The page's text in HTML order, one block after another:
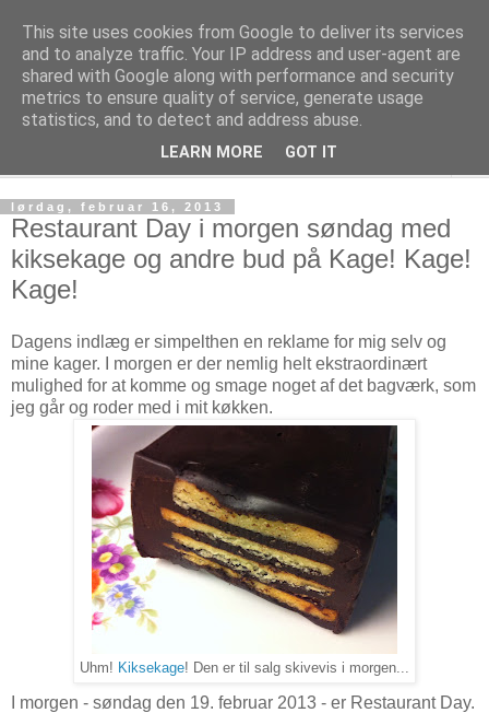
Kage! Kage! Kage!
Kage, kultur og tanker
lørdag, februar 16, 2013
Restaurant Day i morgen søndag med
kiksekage og andre bud på Kage! Kage!
Kage!
Dagens indlæg er simpelthen en reklame for mig selv og
mine kager. I morgen er der nemlig helt ekstraordinært
mulighed for at komme og smage noget af det bagværk, som
jeg går og roder med i mit køkken.
Uhm! Kiksekage! Den er til salg skivevis i morgen...
I morgen - søndag den 19. februar 2013 - er Restaurant Day.
This site uses cookies from Google to deliver its services
and to analyze traffic. Your IP address and user-agent are
shared with Google along with performance and security
metrics to ensure quality of service, generate usage
statistics, and to detect and address abuse.
LEARN MORE GOT IT